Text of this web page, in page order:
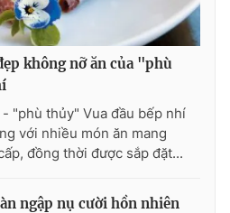
không nỡ ăn của "phù
"phù thủy" Vua đầu bếp nhí
với nhiều món ăn mang
đồng thời được sắp đặt...
ngập nụ cười hồn nhiên